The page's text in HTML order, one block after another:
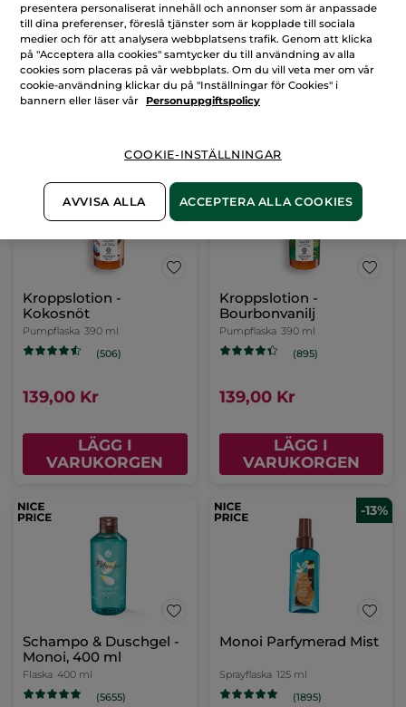
(666)
85,00 Kr
LÄGG I
(1026)
179,00 Kr
Kroppslotion -
Kokosnöt
Pumpflaska 390 ml
(506)
139,00 Kr
LÄGG I
VARUKORGEN
Kroppslotion -
Bourbonvanilj
Pumpflaska 390 ml
(895)
139,00 Kr
LÄGG I
VARUKORGEN
Schampo & Duschgel -
Monoi, 400 ml
Flaska 400 ml
(5655)
-13%
Monoi Parfymerad Mist
Sprayflaska 125 ml
(1895)
presentera personaliserat innehåll och annonser som är anpassade
till dina preferenser, föreslå tjänster som är kopplade till sociala
medier och för att analysera webbplatsens trafik. Genom att klicka
på "Acceptera alla cookies" samtycker du till användning av alla
cookies som placeras på vår webbplats. Om du vill veta mer om vår
cookie-användning klickar du på "Inställningar för Cookies" i
bannern eller läser vår
Personuppgiftspolicy
COOKIE-INSTÄLLNINGAR
AVVISA ALLA ACCEPTERA ALLA COOKIES